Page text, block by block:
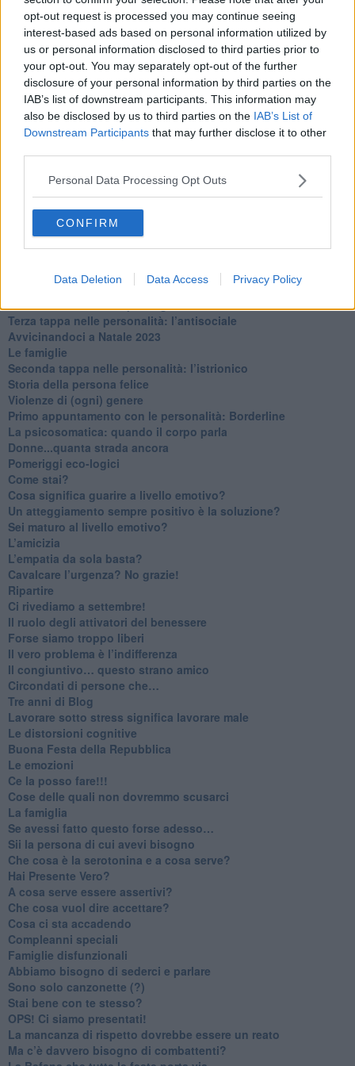
opt-out request is processed you may continue seeing
interest-based ads based on personal information utilized by
us or personal information disclosed to third parties prior to
your opt-out. You may separately opt-out of the further
disclosure of your personal information by third parties on the
IAB’s list of downstream participants. This information may
also be disclosed by us to third parties on the IAB’s List of
Downstream Participants that may further disclose it to other
Personal Data Processing Opt Outs
CONFIRM
Data Deletion Data Access Privacy Policy
La maternità
​L’uomo o l’orso?
Non hanno un amico a teatro​
​Tutta una questione di rispetto
​Cose che ci esauriscono
​Vespa che passione!
​Lasciate ai vostri figli il diritto di piangere
​Parole d’amore regalate al vento
​Saper pazientare
​Giornata del Fiocchetto Lilla
​Venerdì emozionalmente sostenibile
Ma ti ascolti?
Contornati di persone che…
Non dare niente per scontato
Quarta tappa nelle personalità: il narcisista
​Nuovi arrivi!
​Terza tappa nelle personalità: l’antisociale
​Avvicinandoci a Natale 2023
Le famiglie
Seconda tappa nelle personalità: l’istrionico
​Storia della persona felice
Violenze di (ogni) genere
​Primo appuntamento con le personalità: Borderline
La psicosomatica: quando il corpo parla
Donne...quanta strada ancora
​Pomeriggi eco-logici
​Come stai?
Cosa significa guarire a livello emotivo?
​Un atteggiamento sempre positivo è la soluzione?
​Sei maturo al livello emotivo?
​L’amicizia
​L’empatia da sola basta?
​Cavalcare l’urgenza? No grazie!
Ripartire
​Ci rivediamo a settembre!
​Il ruolo degli attivatori del benessere
​Forse siamo troppo liberi
​Il vero problema è l’indifferenza
​Il congiuntivo… questo strano amico
​Circondati di persone che…
​Tre anni di Blog
​Lavorare sotto stress significa lavorare male
​Le distorsioni cognitive
​Buona Festa della Repubblica
Le emozioni
​Ce la posso fare!!!
​Cose delle quali non dovremmo scusarci
​La famiglia
​Se avessi fatto questo forse adesso…
​Sii la persona di cui avevi bisogno
Che cosa è la serotonina e a cosa serve?
​Hai Presente Vero?
A cosa serve essere assertivi?
​Che cosa vuol dire accettare?
​Cosa ci sta accadendo
​Compleanni speciali
​Famiglie disfunzionali
​Abbiamo bisogno di sederci e parlare
Sono solo canzonette (?)
​Stai bene con te stesso?
​OPS! Ci siamo presentati!
​La mancanza di rispetto dovrebbe essere un reato
​Ma c’è davvero bisogno di combattenti?